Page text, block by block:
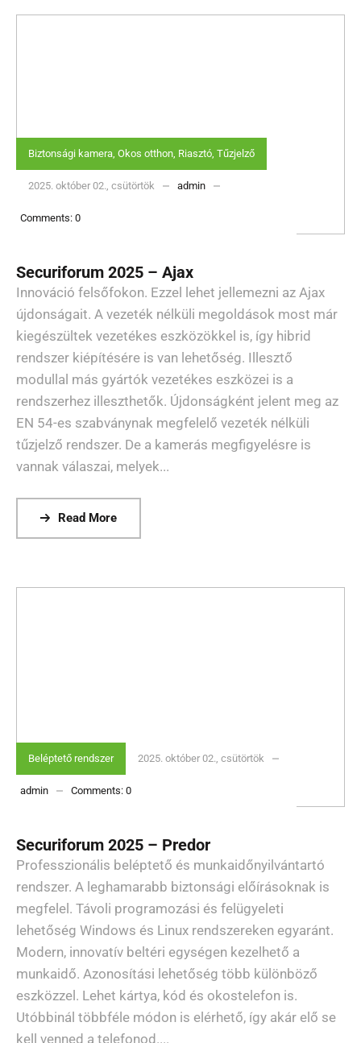
Biztonsági kamera Okos otthon Riasztó Tűzjelző
2025. október 02., csütörtök admin
Comments: 0
Securiforum 2025 – Ajax
Innováció felsőfokon. Ezzel lehet jellemezni az Ajax
újdonságait. A vezeték nélküli megoldások most már
kiegészültek vezetékes eszközökkel is, így hibrid
rendszer kiépítésére is van lehetőség. Illesztő
modullal más gyártók vezetékes eszközei is a
rendszerhez illeszthetők. Újdonságként jelent meg az
EN 54-es szabványnak megfelelő vezeték nélküli
tűzjelző rendszer. De a kamerás megfigyelésre is
vannak válaszai, melyek...
Read More
Beléptető rendszer 2025. október 02., csütörtök
admin Comments: 0
Securiforum 2025 – Predor
Professzionális beléptető és munkaidőnyilvántartó
rendszer. A leghamarabb biztonsági előírásoknak is
megfelel. Távoli programozási és felügyeleti
lehetőség Windows és Linux rendszereken egyaránt.
Modern, innovatív beltéri egységen kezelhető a
munkaidő. Azonosítási lehetőség több különböző
eszközzel. Lehet kártya, kód és okostelefon is.
Utóbbinál többféle módon is elérhető, így akár elő se
kell venned a telefonod....